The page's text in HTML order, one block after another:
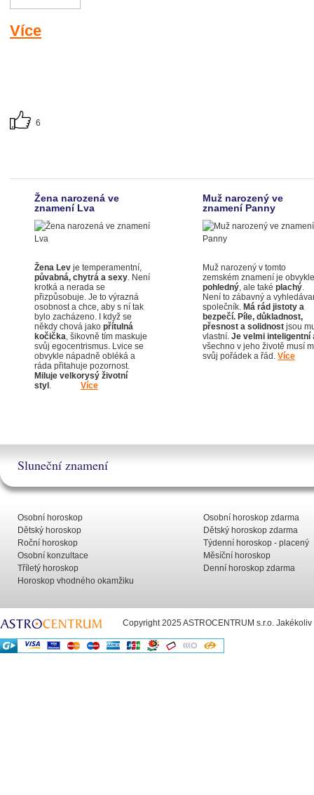
Více
6
Žena narozená ve
znamení Lva
Žena Lev je temperamentní,
půvabná, chytrá a sexy. Není
krotká a nerada se
přizpůsobuje. Je to výrazná
osobnost a chce, aby s ní tak
bylo zacházeno. I když se
někdy chová jako přítulná
kočička, šikovně tím maskuje
svůj egocentrismus. Lvice se
obvykle nápadně obléká a
ráda přitahuje pozornost.
Miluje velkorysý životní
styl . Více
Muž narozený ve
znamení Panny
Muž narozený v tomto
zemském znamení je obvykle
pohledný, ale také plachý.
Není to zábavný a
společník. Má rád jistoty a
bezpečí. Píle, důkladnost,
přesnost a solidnost jsou
vlastní. Je velmi inteligentní
všechno v jeho životě musí
svůj pořádek a řád. Více
Sluneční znamení
Osobní horoskop
Dětský horoskop
Roční horoskop
Osobní konzultace
Tříletý horoskop
Horoskop vhodného okamžiku
Osobní horoskop zdarma
Dětský horoskop zdarma
Týdenní horoskop - placený
Měsíční horoskop
Denní horoskop zdarma
Copyright 2025 ASTROCENTRUM s.r.o.